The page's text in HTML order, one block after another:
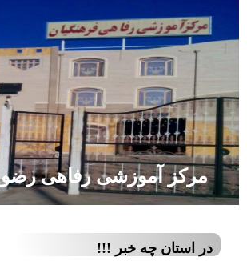
مرکز آموزشی رفاهی
در استان چه خبر !!!